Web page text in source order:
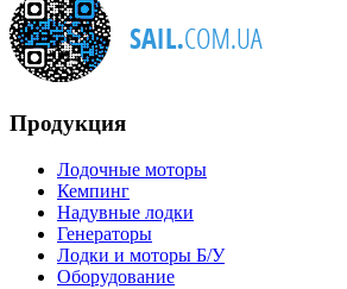
Продукция
Лодочные моторы
Кемпинг
Надувные лодки
Генераторы
Лодки и моторы Б/У
Оборудование